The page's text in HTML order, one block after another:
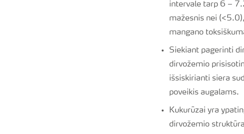
intervale tarp 6 –
mažesnis nei
mangano
Siekiant pagerinti
dirvožemio
išsiskirianti siera
poveikis augalams.
Kukurūzai yra
dirvožemio